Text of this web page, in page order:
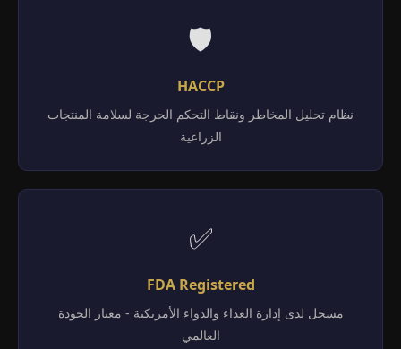
🛡️
HACCP
نظام تحليل المخاطر ونقاط التحكم الحرجة لسلامة المنتجات
الزراعية
✅
FDA Registered
مسجل لدى إدارة الغذاء والدواء الأمريكية - معيار الجودة
العالمي